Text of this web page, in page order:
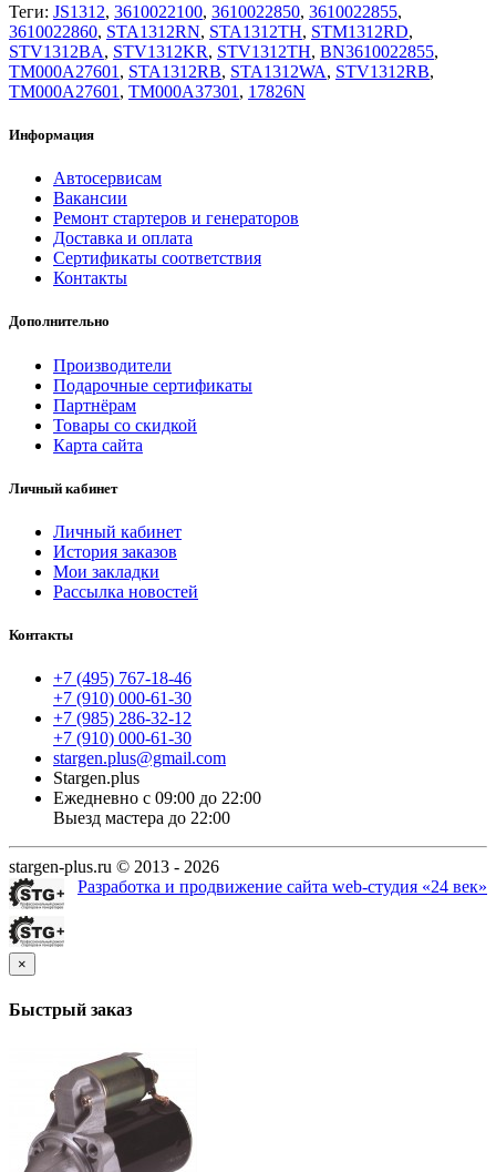
Теги: JS1312, 3610022100, 3610022850, 3610022855,
3610022860, STA1312RN, STA1312TH, STM1312RD,
STV1312BA, STV1312KR, STV1312TH, BN3610022855,
TM000A27601 , STA1312RB, STA1312WA, STV1312RB,
TM000A27601 , TM000A37301 , 17826N
Информация
Автосервисам
Вакансии
Ремонт стартеров и генераторов
Доставка и оплата
Сертификаты соответствия
Контакты
Дополнительно
Производители
Подарочные сертификаты
Партнёрам
Товары со скидкой
Карта сайта
Личный кабинет
Личный кабинет
История заказов
Мои закладки
Рассылка новостей
Контакты
+7 (495) 767-18-46
+7 (910) 000-61-30
+7 (985) 286-32-12
+7 (910) 000-61-30
stargen.plus@gmail.com
Stargen.plus
Ежедневно с 09:00 до 22:00
Выезд мастера до 22:00
stargen-plus.ru © 2013 - 2026
Разработка и продвижение сайта web-студия «24 век»
×
Быстрый заказ